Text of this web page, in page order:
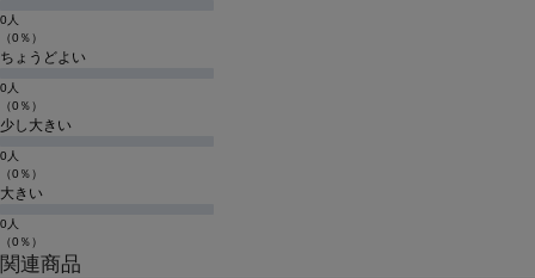
0人
（0％）
ちょうどよい
0人
（0％）
少し大きい
0人
（0％）
大きい
0人
（0％）
関連商品